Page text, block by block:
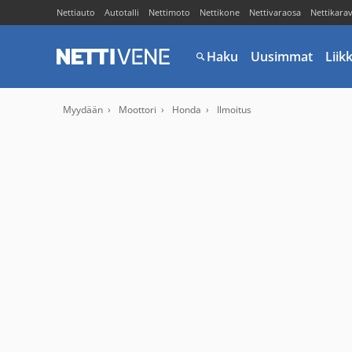
Nettiauto Autotalli Nettimoto Nettikone Nettivaraosa
Haku Uusimmat
Myydään Moottori Honda Ilmoitus